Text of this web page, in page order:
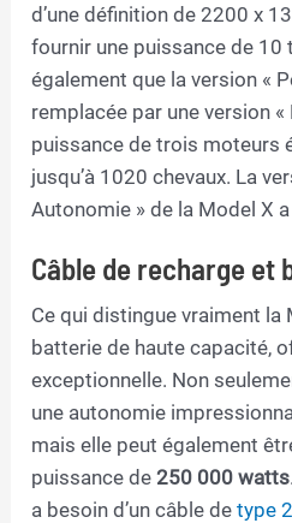
d’une définition de 2200 x
fournir une puissance de 10
également que la version «
remplacée par une version «
puissance de trois moteurs
jusqu’à 1020 chevaux. La
Autonomie » de la Model X
Câble de recharge et
Ce qui distingue vraiment la
batterie de haute capacité,
exceptionnelle. Non
une autonomie
mais elle peut également
puissance de250 000 watts
a besoin d’un câble detype 2